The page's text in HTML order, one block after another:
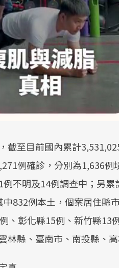
截至目前國內累計
例確診，分別為1,636
不明及14例調查中；另
中832例本土，個案居住縣
、彰化縣15例、新竹縣13
林縣、臺南市、南投縣、